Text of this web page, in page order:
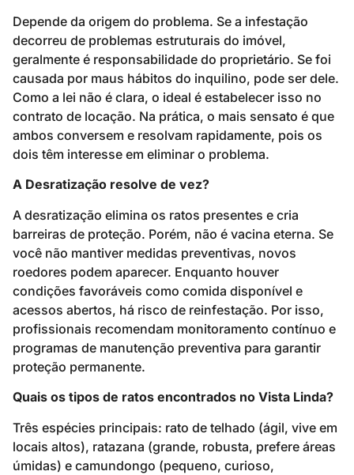
Depende da origem do problema. Se a infestação
decorreu de problemas estruturais do imóvel,
geralmente é responsabilidade do proprietário. Se foi
causada por maus hábitos do inquilino, pode ser dele.
Como a lei não é clara, o ideal é estabelecer isso no
contrato de locação. Na prática, o mais sensato é que
ambos conversem e resolvam rapidamente, pois os
dois têm interesse em eliminar o problema.
A Desratização resolve de vez?
A desratização elimina os ratos presentes e cria
barreiras de proteção. Porém, não é vacina eterna. Se
você não mantiver medidas preventivas, novos
roedores podem aparecer. Enquanto houver
condições favoráveis como comida disponível e
acessos abertos, há risco de reinfestação. Por isso,
profissionais recomendam monitoramento contínuo e
programas de manutenção preventiva para garantir
proteção permanente.
Quais os tipos de ratos encontrados no Vista Linda?
Três espécies principais: rato de telhado (ágil, vive em
locais altos), ratazana (grande, robusta, prefere áreas
úmidas) e camundongo (pequeno, curioso,